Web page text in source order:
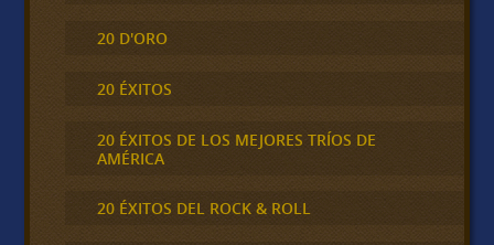
20 D'ORO
20 ÉXITOS
20 ÉXITOS DE LOS MEJORES TRÍOS DE
AMÉRICA
20 ÉXITOS DEL ROCK & ROLL